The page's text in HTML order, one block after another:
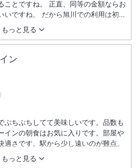
もっと見る
ことですね。 正直、同等の金額ならお
いですね。 だから旭川での利用は初め
ン
もっと見る
ぷちぷちしてて美味しいです。品数も
インの朝食はお気に入りです。部屋や
さです。駅から少し遠いのが難点。